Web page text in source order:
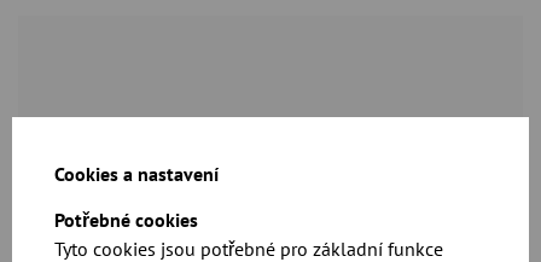
Cookies a nastavení
Potřebné cookies
Tyto cookies jsou potřebné pro základní funkce
Kompletní specifikace a ceny naleznete v našem
katalogu